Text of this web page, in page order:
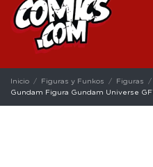
Inicio Figuras y Funkos Figuras
Gundam Figura Gundam Universe